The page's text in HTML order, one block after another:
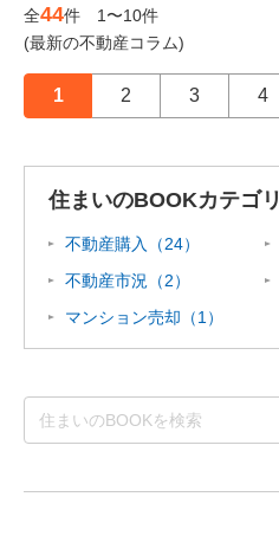
全44件 1〜10件
(最新の不動産コラム)
1 2 3 4
住まいのBOOKカテゴリ
不動産購入（24）
不動産市況（2）
マンション売却（1）